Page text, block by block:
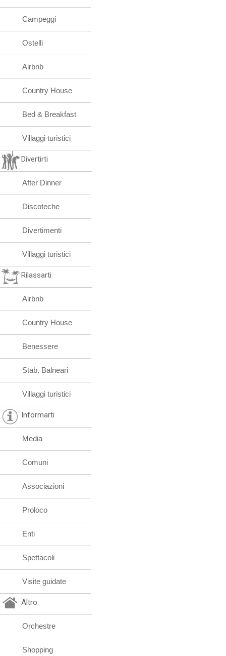
Campeggi
Ostelli
Airbnb
Country House
Bed & Breakfast
Villaggi turistici
Divertirti
After Dinner
Discoteche
Divertimenti
Villaggi turistici
Rilassarti
Airbnb
Country House
Benessere
Stab. Balneari
Villaggi turistici
Informarti
Media
Comuni
Associazioni
Proloco
Enti
Spettacoli
Visite guidate
Altro
Orchestre
Shopping